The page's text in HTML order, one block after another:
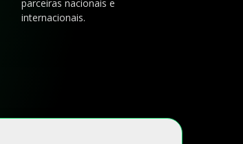
parceiras nacionais e
internacionais.